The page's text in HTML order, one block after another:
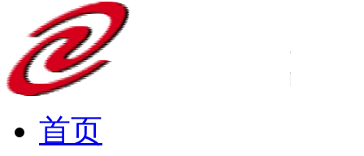
首页